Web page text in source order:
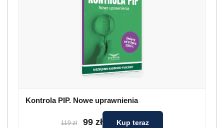
Kontrola PIP. Nowe uprawnienia
119 zł 99 zł Kup teraz